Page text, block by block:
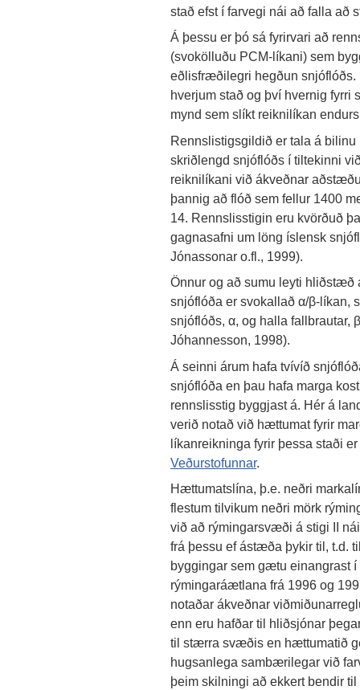
stað efst í farvegi nái að falla að
Á þessu er þó sá fyrirvari að
(svokölluðu PCM-líkani) sem
eðlisfræðilegri hegðun
hverjum stað og því hvernig fyrri
mynd sem slíkt reiknilíkan
Rennslistigsgildið er tala á
skriðlengd snjóflóðs í tiltekinni
reiknilíkani við ákveðnar
þannig að flóð sem fellur 1400
14. Rennslisstigin eru kvörðuð
gagnasafni um löng íslensk
Jónassonar o.fl., 1999).
Önnur og að sumu leyti hliðstæð
snjóflóða er svokallað α/β-líkan,
snjóflóðs, α, og halla fallbrautar,
Jóhannesson, 1998).
Á seinni árum hafa tvívíð
snjóflóða en þau hafa marga
rennslisstig byggjast á. Hér á
verið notað við hættumat fyrir
líkanreikninga fyrir þessa staði
Veðurstofunnar.
Hættumatslína, þ.e. neðri
flestum tilvikum neðri mörk
við að rýmingarsvæði á stigi II
frá þessu ef ástæða þykir til, t.d.
byggingar sem gætu einangrast
rýmingaráætlana frá 1996 og
notaðar ákveðnar
enn eru hafðar til hliðsjónar
til stærra svæðis en hættumatið
hugsanlega sambærilegar við
þeim skilningi að ekkert bendir